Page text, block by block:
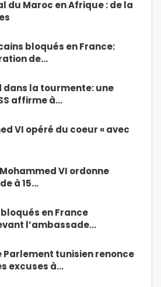
du Maroc en Afrique : de la
bloqués en France:
de…
dans la tourmente: une
affirme à…
VI opéré du coeur « avec
VI ordonne
à 15…
en France
l’ambassade…
Parlement tunisien renonce
excuses à…